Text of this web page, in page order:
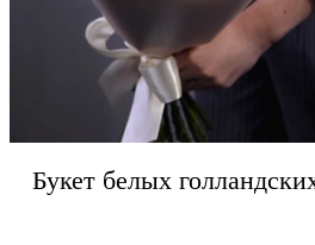
Букет белых